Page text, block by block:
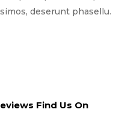
deserunt phasellu.
Find Us On